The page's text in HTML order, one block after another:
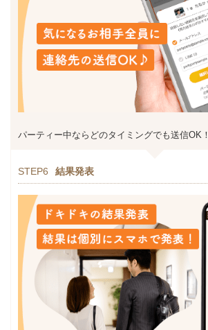
パーティー中ならどのタイミングでも送信OK！
STEP6 結果発表